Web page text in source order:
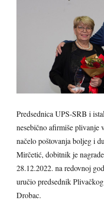
Predsednica UPS-SRB i
nesebično afirmiše plivanje
načelo poštovanja boljeg i
Mirčetić, dobitnik je
28.12.2022. na redovnoj
uručio predsednik
Drobac.